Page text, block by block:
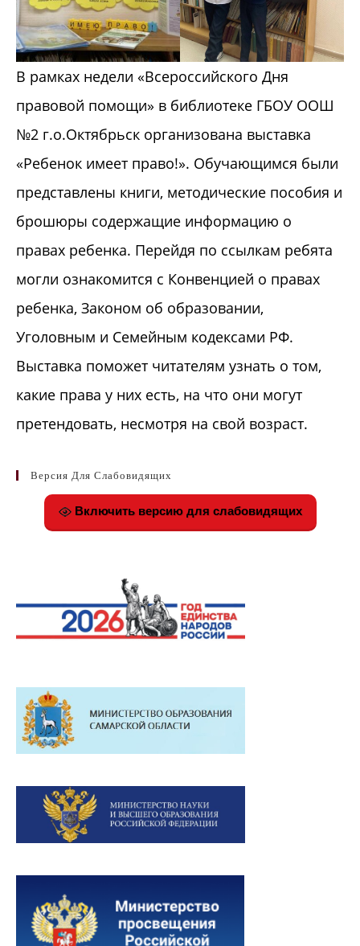
В рамках недели «Всероссийского Дня
правовой помощи» в библиотеке ГБОУ ООШ
№2 г.о.Октябрьск организована выставка
«Ребенок имеет право!». Обучающимся были
представлены книги, методические пособия и
брошюры содержащие информацию о
правах ребенка. Перейдя по ссылкам ребята
могли ознакомится с Конвенцией о правах
ребенка, Законом об образовании,
Уголовным и Семейным кодексами РФ.
Выставка поможет читателям узнать о том,
какие права у них есть, на что они могут
претендовать, несмотря на свой возраст.
Версия Для Слабовидящих
Включить версию для слабовидящих